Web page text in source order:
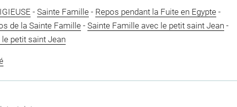
- Sainte Famille- Repos pendant la Fuite en Egypte-
de la Sainte Famille- Sainte Famille avec le petit saint Jean -
petit saint Jean